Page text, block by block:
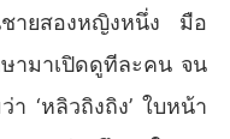
ายสองหญิงหนึ่ง มือ
ามาเปิดดูทีละคน จน
‘หลิวถิงถิง’ ใบหน้า